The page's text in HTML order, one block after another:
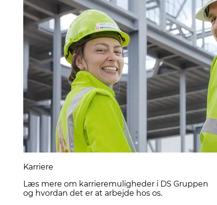
Karriere
Læs mere om karrieremuligheder i DS Gruppen
og hvordan det er at arbejde hos os.